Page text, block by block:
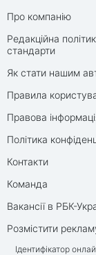
Про компанію
Редакційна
стандарти
Як стати нашим
Правила
Правова
Політика
Контакти
Команда
Вакансії в РБК-
Розмістити
Ідентифікатор